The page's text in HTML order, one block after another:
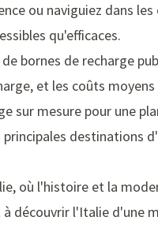
ou naviguiez dans les
qu'efficaces.
bornes de recharge
et les coûts moyens
sur mesure pour une
destinations
où l'histoire et la
découvrir l'Italie d'une